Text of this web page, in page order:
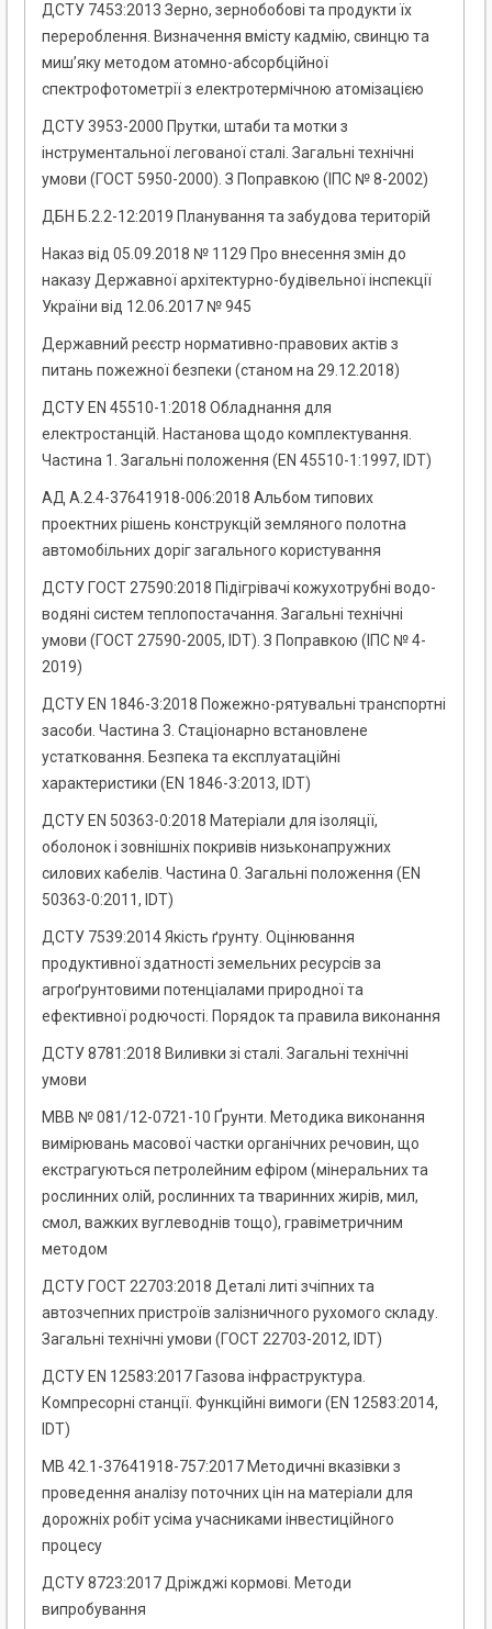
ДСТУ 7453:2013 Зерно, зернобобові та продукти їх
перероблення. Визначення вмісту кадмію, свинцю та
миш’яку методом атомно-абсорбційної
спектрофотометрії з електротермічною атомізацією
ДСТУ 3953-2000 Прутки, штаби та мотки з
інструментальної легованої сталі. Загальні технічні
умови (ГОСТ 5950-2000). З Поправкою (ІПС № 8-2002)
ДБН Б.2.2-12:2019 Планування та забудова територій
Наказ від 05.09.2018 № 1129 Про внесення змін до
наказу Державної архітектурно-будівельної інспекції
України від 12.06.2017 № 945
Державний реєстр нормативно-правових актів з
питань пожежної безпеки (станом на 29.12.2018)
ДСТУ EN 45510-1:2018 Обладнання для
електростанцій. Настанова щодо комплектування.
Частина 1. Загальні положення (EN 45510-1:1997, IDT)
АД А.2.4-37641918-006:2018 Альбом типових
проектних рішень конструкцій земляного полотна
автомобільних доріг загального користування
ДСТУ ГОСТ 27590:2018 Підігрівачі кожухотрубні водо-
водяні систем теплопостачання. Загальні технічні
умови (ГОСТ 27590-2005, IDT). З Поправкою (ІПС № 4-
2019)
ДСТУ EN 1846-3:2018 Пожежно-рятувальні транспортні
засоби. Частина 3. Стаціонарно встановлене
устатковання. Безпека та експлуатаційні
характеристики (EN 1846-3:2013, IDT)
ДСТУ EN 50363-0:2018 Матеріали для ізоляції,
оболонок і зовнішніх покривів низьконапружних
силових кабелів. Частина 0. Загальні положення (EN
50363-0:2011, IDT)
ДСТУ 7539:2014 Якість ґрунту. Оцінювання
продуктивної здатності земельних ресурсів за
агроґрунтовими потенціалами природної та
ефективної родючості. Порядок та правила виконання
ДСТУ 8781:2018 Виливки зі сталі. Загальні технічні
умови
МВВ № 081/12-0721-10 Ґрунти. Методика виконання
вимірювань масової частки органічних речовин, що
екстрагуються петролейним ефіром (мінеральних та
рослинних олій, рослинних та тваринних жирів, мил,
смол, важких вуглеводнів тощо), гравіметричним
методом
ДСТУ ГОСТ 22703:2018 Деталі литі зчіпних та
автозчепних пристроїв залізничного рухомого складу.
Загальні технічні умови (ГОСТ 22703-2012, IDT)
ДСТУ EN 12583:2017 Газова інфраструктура.
Компресорні станції. Функційні вимоги (EN 12583:2014,
IDT)
МВ 42.1-37641918-757:2017 Методичні вказівки з
проведення аналізу поточних цін на матеріали для
дорожніх робіт усіма учасниками інвестиційного
процесу
ДСТУ 8723:2017 Дріжджі кормові. Методи
випробування